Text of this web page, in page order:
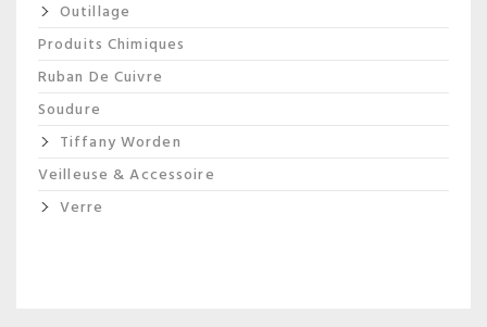
Outillage
Produits Chimiques
Ruban De Cuivre
Soudure
Tiffany Worden
Veilleuse & Accessoire
Verre